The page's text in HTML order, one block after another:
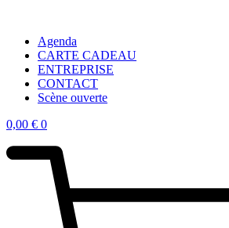
Agenda
CARTE CADEAU
ENTREPRISE
CONTACT
Scène ouverte
0,00 € 0